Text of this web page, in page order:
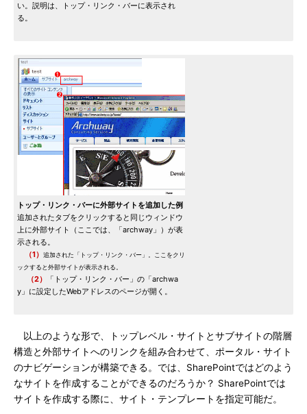
い。説明は、トップ・リンク・バーに表示され
る。
トップ・リンク・バーに外部サイトを追加した例
追加されたタブをクリックすると同じウィンドウ
上に外部サイト（ここでは、「archway」）が表
示される。
（1） 追加された「トップ・リンク・バー」。ここをクリ
ックすると外部サイトが表示される。
（2）
「トップ・リンク・バー」の「archwa
y」に設定したWebアドレスのページが開く。
以上のような形で、トップレベル・サイトとサブサイトの階層
構造と外部サイトへのリンクを組み合わせて、ポータル・サイト
のナビゲーションが構築できる。では、SharePointではどのよう
なサイトを作成することができるのだろうか？ SharePointでは
サイトを作成する際に、サイト・テンプレートを指定可能だ。